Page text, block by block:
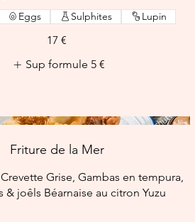
17 €
Eggs Sulphites Lupin
Sup formule 5 €
Friture de la Mer
Grise, Gambas en tempura,
& joêls Béarnaise au citron Yuzu